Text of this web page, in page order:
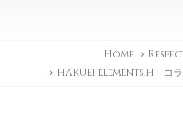
Home
HAKUEI elements,H コラ